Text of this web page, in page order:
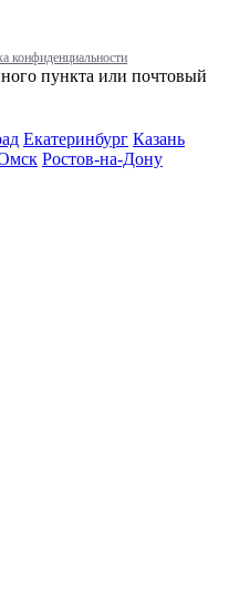
конфиденциальности
пункта или почтовый
Екатеринбург Казань
Ростов-на-Дону